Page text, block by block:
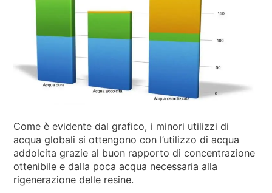
Come è evidente dal grafico, i minori utilizzi di
acqua globali si ottengono con l’utilizzo di acqua
addolcita grazie al buon rapporto di concentrazione
ottenibile e dalla poca acqua necessaria alla
rigenerazione delle resine.